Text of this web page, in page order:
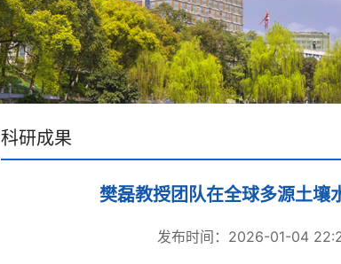
科研成果
樊磊教授团队在全球多源土壤
发布时间：2026-01-04